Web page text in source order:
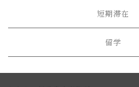
短期滞在
留学